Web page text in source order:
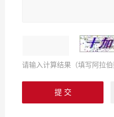
请输入计算结果（填写阿拉